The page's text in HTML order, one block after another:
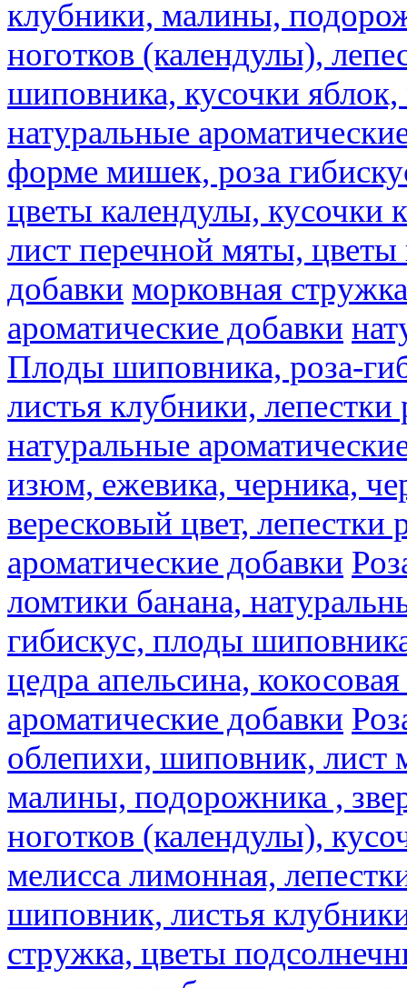
клубники, малины,
ноготков (календулы),
шиповника, кусочки
натуральные
форме мишек, роза
цветы календулы, кусочки
лист перечной мяты,
добавки морковная стружка
ароматические добавки
Плоды шиповника, роза-
листья клубники,
натуральные
изюм, ежевика, черника,
вересковый цвет, лепестки
ароматические добавки
ломтики банана,
гибискус, плоды
цедра апельсина,
ароматические добавки
облепихи, шиповник, лист
малины, подорожника ,
ноготков (календулы),
мелисса лимонная,
шиповник, листья
стружка, цветы